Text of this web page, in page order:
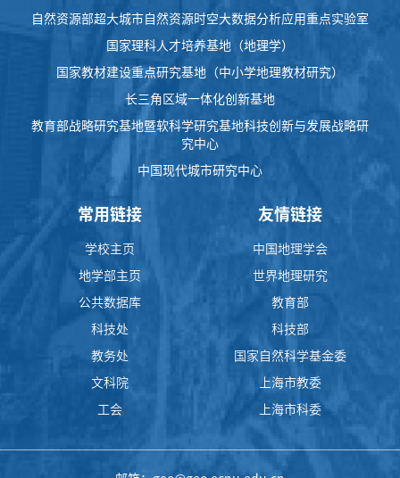
自然资源部超大城市自然资源时空大数据分析应用重点实验室
国家理科人才培养基地（地理学）
国家教材建设重点研究基地（中小学地理教材研究）
长三角区域一体化创新基地
教育部战略研究基地暨软科学研究基地科技创新与发展战略研
究中心
中国现代城市研究中心
常用链接
学校主页
地学部主页
公共数据库
科技处
教务处
文科院
工会
友情链接
中国地理学会
世界地理研究
教育部
科技部
国家自然科学基金委
上海市教委
上海市科委